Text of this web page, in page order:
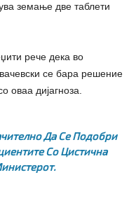
земање две таблети
рече дека во
се бара решение
оваа дијагноза.
Да Се Подобри
Со Цистична